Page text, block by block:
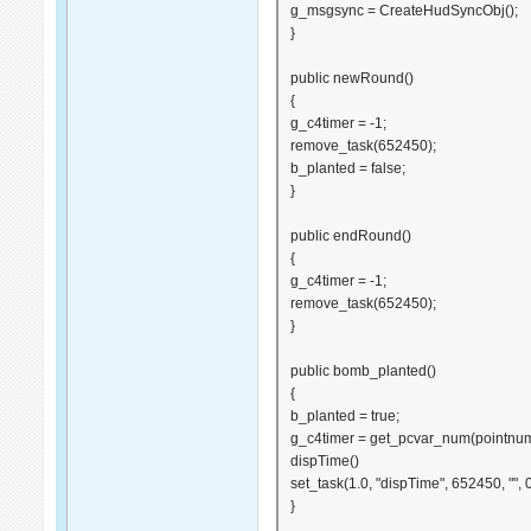
g_msgsync = CreateHudSyncObj();
}
public newRound()
{
g_c4timer = -1;
remove_task(652450);
b_planted = false;
}
public endRound()
{
g_c4timer = -1;
remove_task(652450);
}
public bomb_planted()
{
b_planted = true;
g_c4timer =
dispTime()
set_task(1.0, "dispTime", 652450, "",
}